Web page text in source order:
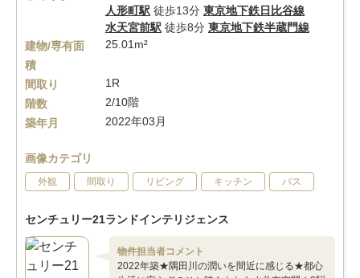
人形町駅 徒歩13分 東京地下鉄日比谷線
水天宮前駅 徒歩8分 東京地下鉄半蔵門線
建物/専有面
積
25.01m²
間取り
1R
階数
2/10階
築年月
2022年03月
画像カテゴリ
外観 間取り リビング キッチン バス
センチュリー21ランドインテリジェンス
物件担当者コメント
2022年築★隅田川の潤いを間近に感じる★都心